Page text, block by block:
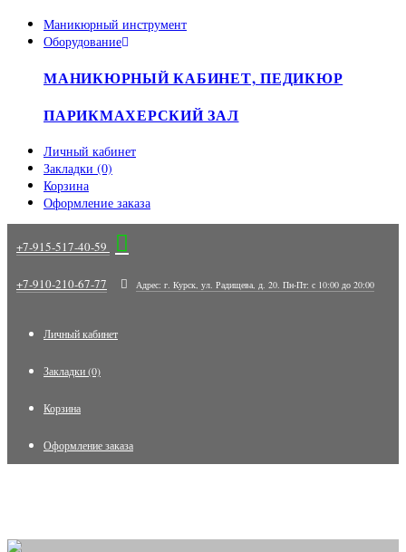
Маникюрный инструмент
Оборудование
МАНИКЮРНЫЙ КАБИНЕТ, ПЕДИКЮР
ПАРИКМАХЕРСКИЙ ЗАЛ
Личный кабинет
Закладки (0)
Корзина
Оформление заказа
+7-915-517-40-59
+7-910-210-67-77 Адрес: г. Курск, ул. Радищева, д. 20. Пн-Пт: с 10:00 до 20:00
Личный кабинет
Закладки (0)
Корзина
Оформление заказа